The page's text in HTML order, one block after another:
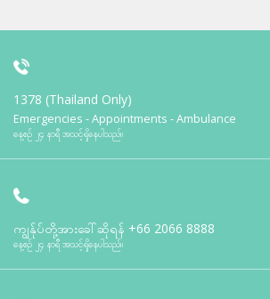
1378 (Thailand Only)
Emergencies - Appointments - Ambulance
နေ့စဉ် ၂၄ နာရီ အသင့်ရှိနေပါသည်။
ကျွန်ုပ်တို့အားခေါ်ဆိုရန် +66 2066 8888
နေ့စဉ် ၂၄ နာရီ အသင့်ရှိနေပါသည်။